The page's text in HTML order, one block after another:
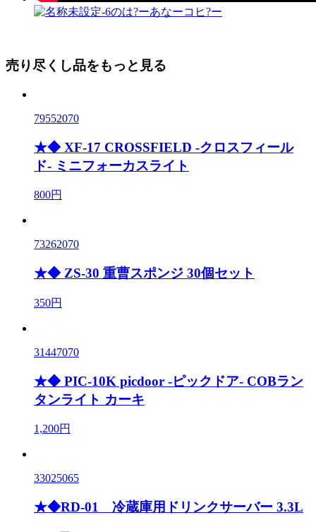
売り尽くし品をもっと見る
79552070
★◆ XF-17 CROSSFIELD -クロスフィール
ド- ミニフォーカスライト
800円
73262070
★◆ ZS-30 重曹スポンジ 30個セット
350円
31447070
★◆ PIC-10K picdoor -ピックドア- COBラン
タンライト カーキ
1,200円
33025065
★◆RD-01 冷蔵庫用ドリンクサーバー 3.3L